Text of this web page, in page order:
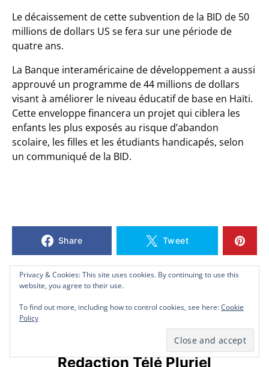
Privacy & Cookies: This site uses cookies. By continuing to use this
website, you agree to their use.
To find out more, including how to control cookies, see here:Cookie
Policy
Le décaissement de cette subvention de la BID de 50
millions de dollars US se fera sur une période de
quatre ans.
La Banque interaméricaine de développement a aussi
approuvé un programme de 44 millions de dollars
visant à améliorer le niveau éducatif de base en Haïti.
Cette enveloppe financera un projet qui ciblera les
enfants les plus exposés au risque d’abandon
scolaire, les filles et les étudiants handicapés, selon
un communiqué de la BID.
Share Tweet
Redaction Télé Pluriel
Privacy & Cookies: This site uses cookies. By continuing to use this
website, you agree to their use.
To find out more, including how to control cookies, see here:Cookie
Policy
Privacy & Cookies: This site uses cookies. By continuing to use this
website, you agree to their use.
To find out more, including how to control cookies, see here:Cookie
Policy